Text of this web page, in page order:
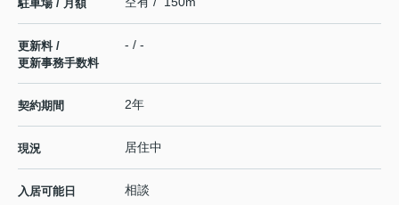
駐車場 / 月額
更新料 /
更新事務手数料
- / -
契約期間 2年
現況 居住中
入居可能日 相談